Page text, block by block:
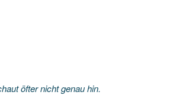
öfter nicht genau hin.